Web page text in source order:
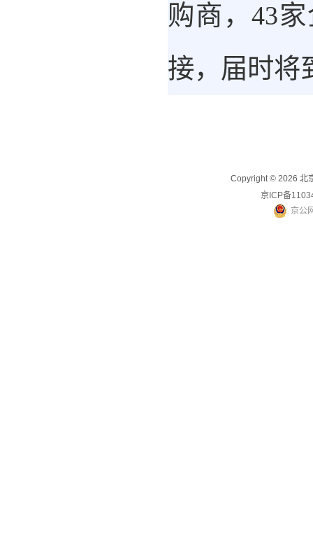
购商，43
接，届时将
Copyright © 2026 北
京ICP备
京公